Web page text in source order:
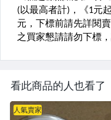
看此商品的人也看了
人氣賣家